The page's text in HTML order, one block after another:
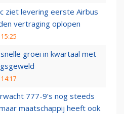
ziet levering eerste Airbus
vertraging oplopen
groei in kwartaal met
777-9’s nog steeds
maatschappij heeft ook